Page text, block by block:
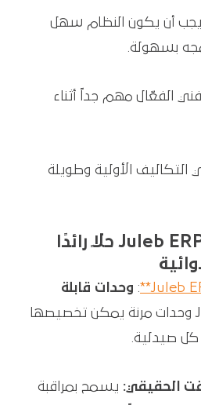
يجب أن يكون النظام سهل
بسهولة.
الفعّال مهم جداً أثناء
التكاليف الأولية وطويلة
لماذا يعد نظام Juleb ERP حلاً رائدًا
: وحدات قابلة
يوفر Juleb وحدات مرنة يمكن تخصيصها
كل صيدلية.
الحقيقي: يسمح بمراقبة